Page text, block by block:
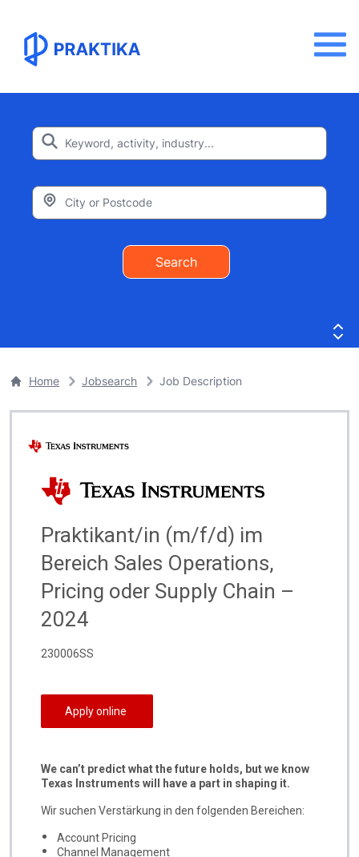
Search
Home Jobsearch Job Description